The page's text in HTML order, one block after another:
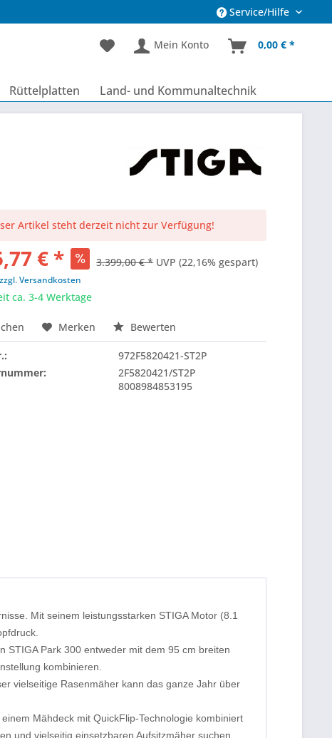
Service/Hilfe
Mein Konto 0,00 € *
Rüttelplatten Land- und Kommunaltechnik
Artikel steht derzeit nicht zur Verfügung!
€ * 3.399,00 € *UVP(22,16% gespart)
zzgl. Versandkosten
ca. 3-4 Werktage
Merken Bewerten
972F5820421-ST2P
2F5820421/ST2P
8008984853195
Mit seinem leistungsstarken STIGA Motor (8.1
STIGA Park 300 entweder mit dem 95 cm breiten
kombinieren.
vielseitige Rasenmäher kann das ganze Jahr über
Mähdeck mit QuickFlip-Technologie kombiniert
und vielseitig einsetzbaren Aufsitzmäher suchen.